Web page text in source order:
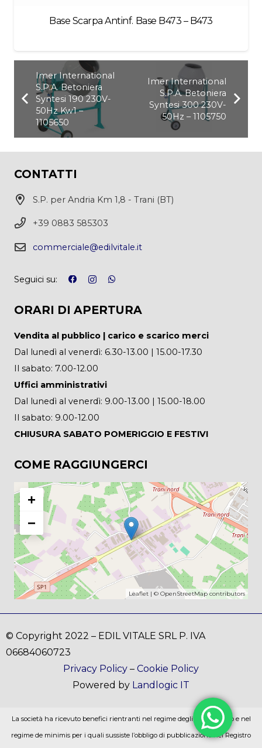
Deltaplus Bermuda Grigio Tg.M –
Imer International
S.P.A. Betoniera
Syntesi 190 230V-
50Hz Kw1 –
1105650
Imer International
S.P.A. Betoniera
Syntesi 300 230V-
50Hz – 1105750
CONTATTI
S.P. per Andria Km 1,8 - Trani (BT)
+39 0883 585303
commerciale@edilvitale.it
Seguici su:
ORARI DI APERTURA
Vendita al pubblico | carico e scarico merci
Dal lunedì al venerdì: 6.30-13.00 | 15.00-17.30
Il sabato: 7.00-12.00
Uffici amministrativi
Dal lunedì al venerdì: 9.00-13.00 | 15.00-18.00
Il sabato: 9.00-12.00
CHIUSURA SABATO POMERIGGIO E FESTIVI
COME RAGGIUNGERCI
+
−
Leaflet | © OpenStreetMapcontributors
© Copyright 2022 – EDIL VITALE SRL P. IVA
06684060723
Privacy Policy – Cookie Policy
Powered by Landlogic IT
La società ha ricevuto benefici rientranti nel regime degli aiuti di stato e nel
regime de minimis per i quali sussiste l’obbligo di pubblicazione nel Registro